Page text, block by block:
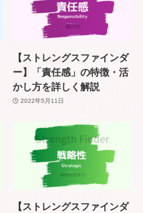
【ストレングスファインダ
ー】「責任感」の特徴・活
かし方を詳しく解説
2022年5月11日
【ストレングスファインダ